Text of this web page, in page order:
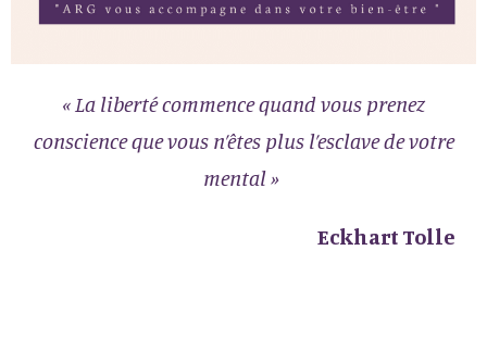
« La liberté commence quand vous prenez
conscienceque vous n’êtes plus l’esclave de votre
mental »
Eckhart Tolle